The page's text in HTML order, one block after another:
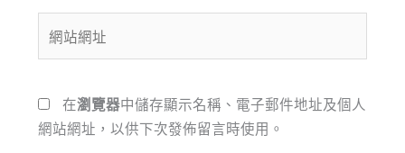
件
地
址
站
址
在瀏覽器中儲存顯示名稱、電子郵件地址及個人
網站網址，以供下次發佈留言時使用。